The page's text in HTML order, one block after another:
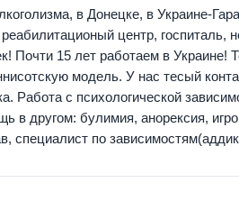
в Донецке, в Украине-
реабилитационый центр,
Почти 15 лет работаем в
модель. У нас тесый
Работа с психологической
в другом: булимия, анорексия,
специалист по